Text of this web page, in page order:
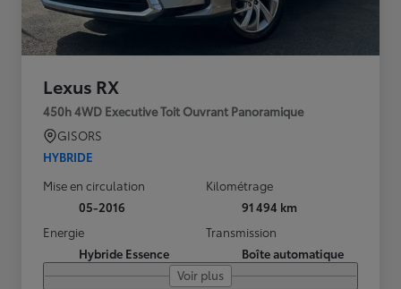
Lexus RX
450h 4WD Executive Toit Ouvrant Panoramique
GISORS
HYBRIDE
Mise en circulation
05-2016
Kilométrage
91 494 km
Energie
Hybride Essence
Transmission
Boîte automatique
Voir plus